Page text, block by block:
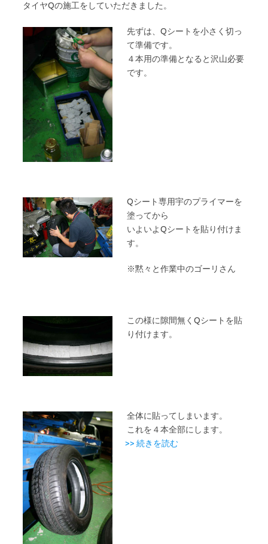
タイヤQの施工をしていただきました。
先ずは、Qシートを小さく切っ
て準備です。
４本用の準備となると沢山必要
です。
Qシート専用宇のプライマーを
塗ってから
いよいよQシートを貼り付けま
す。
※黙々と作業中のゴーリさん
この様に隙間無くQシートを貼
り付けます。
全体に貼ってしまいます。
これを４本全部にします。
>> 続きを読む